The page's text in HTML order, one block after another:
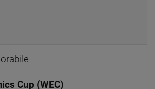
Cup (WEC)